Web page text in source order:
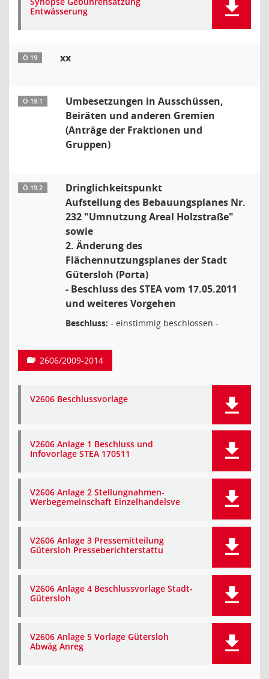
Entwässerung
Ö 19 xx
Ö 19.1
Umbesetzungen in Ausschüssen,
Beiräten und anderen Gremien
(Anträge der Fraktionen und
Gruppen)
Ö 19.2
Dringlichkeitspunkt
Aufstellung des Bebauungsplanes Nr.
232 "Umnutzung Areal Holzstraße"
sowie
2. Änderung des
Flächennutzungsplanes der Stadt
Gütersloh (Porta)
- Beschluss des STEA vom 17.05.2011
und weiteres Vorgehen
Beschluss: - einstimmig beschlossen -
2606/2009-2014
V2606 Beschlussvorlage
V2606 Anlage 1 Beschluss und
Infovorlage STEA 170511
V2606 Anlage 2 Stellungnahmen-
Werbegemeinschaft Einzelhandelsve
V2606 Anlage 3 Pressemitteilung
Gütersloh Presseberichterstattu
V2606 Anlage 4 Beschlussvorlage Stadt-
Gütersloh
V2606 Anlage 5 Vorlage Gütersloh
Abwäg Anreg